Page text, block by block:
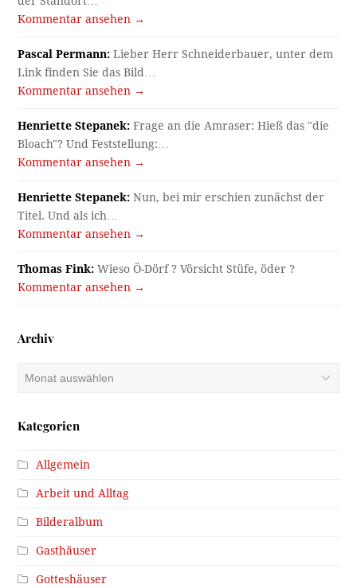
Kommentar ansehen →
Pascal Permann: Lieber Herr Schneiderbauer, unter dem
Link finden Sie das Bild…
Kommentar ansehen →
Henriette Stepanek: Frage an die Amraser: Hieß das "die
Bloach"? Und Feststellung:…
Kommentar ansehen →
Henriette Stepanek: Nun, bei mir erschien zunächst der
Titel. Und als ich…
Kommentar ansehen →
Thomas Fink: Wieso Ö-Dörf ? Vörsicht Stüfe, öder ?
Kommentar ansehen →
Archiv
Kategorien
Allgemein
Arbeit und Alltag
Bilderalbum
Gasthäuser
Gotteshäuser